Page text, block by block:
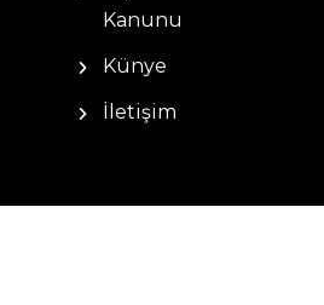
Kanunu
Künye
İletişim